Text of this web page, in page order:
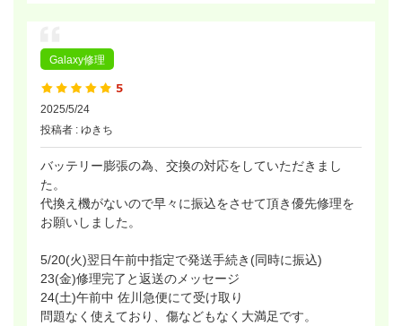
Galaxy修理
2025/5/24
投稿者 : ゆきち
バッテリー膨張の為、交換の対応をしていただきまし
た。
代換え機がないので早々に振込をさせて頂き優先修理を
お願いしました。
5/20(火)翌日午前中指定で発送手続き(同時に振込)
23(金)修理完了と返送のメッセージ
24(土)午前中 佐川急便にて受け取り
問題なく使えており、傷などもなく大満足です。